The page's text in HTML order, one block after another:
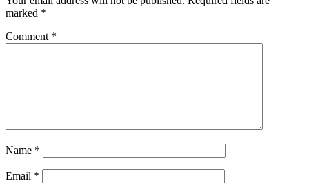
marked *
Comment *
Name *
Email *